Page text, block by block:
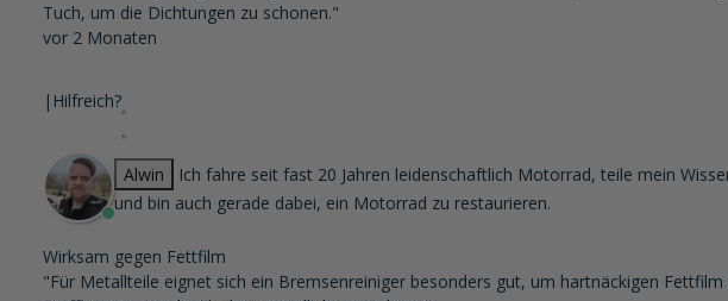
Tuch, um die Dichtungen zu schonen."
vor 2 Monaten
| Hilfreich?
Alwin
Ich fahre seit fast 20 Jahren leidenschaftlich Motorrad, teile mein
und bin auch gerade dabei, ein Motorrad zu restaurieren.
Wirksam gegen Fettfilm
"Für Metallteile eignet sich ein Bremsenreiniger besonders gut, um hartnäckigen